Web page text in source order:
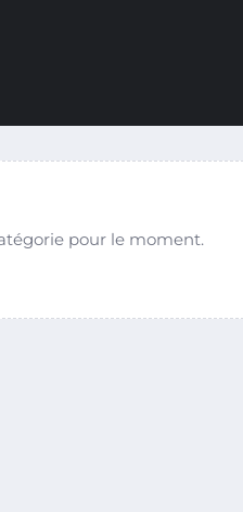
pour le moment.